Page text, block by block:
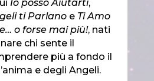
Io posso Aiutarti,
ti Parlanoe Ti Amo
o forse mai più!, nati
chi sente il
più a fondo il
e degli Angeli.